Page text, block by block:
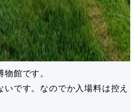
館です。
です。なのでか入場料は控え